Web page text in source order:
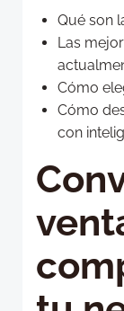
Qué son
Las
Cómo
Cómo
con